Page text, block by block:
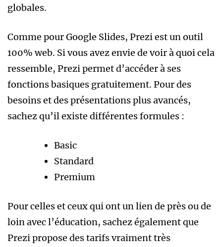
globales.
Comme pour Google Slides, Prezi est un outil
100% web. Si vous avez envie de voir à quoi cela
ressemble, Prezi permet d’accéder à ses
fonctions basiques gratuitement. Pour des
besoins et des présentations plus avancés,
sachez qu’il existe différentes formules :
Basic
Standard
Premium
Pour celles et ceux qui ont un lien de près ou de
loin avec l’éducation, sachez également que
Prezi propose des tarifs vraiment très